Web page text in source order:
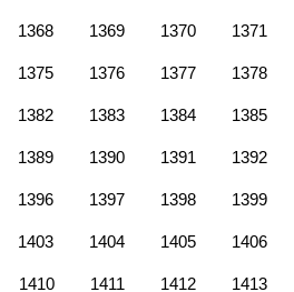
1368 1369 1370 1371
1375 1376 1377 1378
1382 1383 1384 1385
1389 1390 1391 1392
1396 1397 1398 1399
1403 1404 1405 1406
1410 1411 1412 1413